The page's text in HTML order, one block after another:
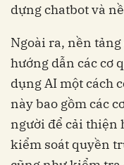
dựng chatbot và
Ngoài ra, nền tảng
hướng dẫn các cơ
dụng AI một cách
này bao gồm các
người để cải thiện
kiểm soát quyền